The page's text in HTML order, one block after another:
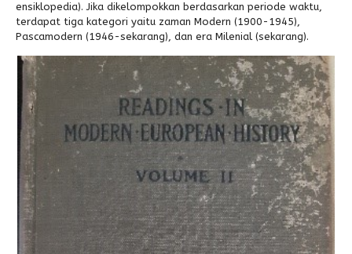
ensiklopedia). Jika dikelompokkan berdasarkan periode waktu,
terdapat tiga kategori yaitu zaman Modern (1900-1945),
Pascamodern (1946-sekarang), dan era Milenial (sekarang).